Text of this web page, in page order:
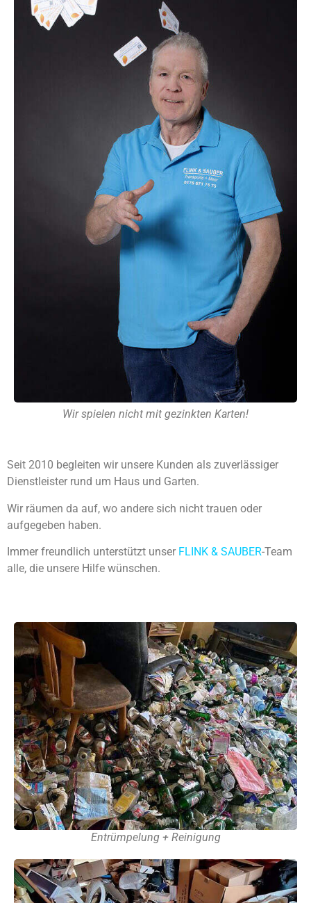
Wir spielen nicht mit gezinkten Karten!
Seit 2010 begleiten wir unsere Kunden als zuverlässiger
Dienstleister rund um Haus und Garten.
Wir räumen da auf, wo andere sich nicht trauen oder
aufgegeben haben.
Immer freundlich unterstützt unser FLINK & SAUBER-Team
alle, die unsere Hilfe wünschen.
Entrümpelung + Reinigung